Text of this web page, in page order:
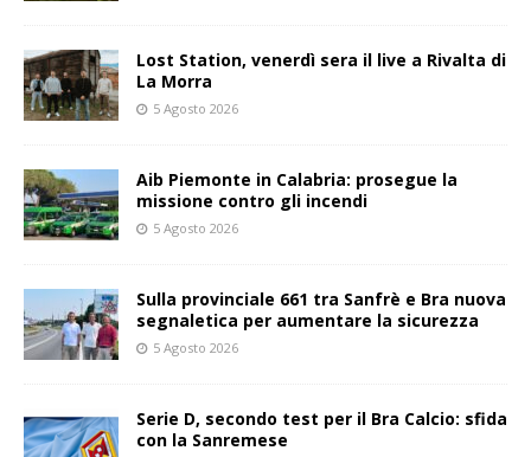
Lost Station, venerdì sera il live a Rivalta di
La Morra
5 Agosto 2026
Aib Piemonte in Calabria: prosegue la
missione contro gli incendi
5 Agosto 2026
Sulla provinciale 661 tra Sanfrè e Bra nuova
segnaletica per aumentare la sicurezza
5 Agosto 2026
Serie D, secondo test per il Bra Calcio: sfida
con la Sanremese